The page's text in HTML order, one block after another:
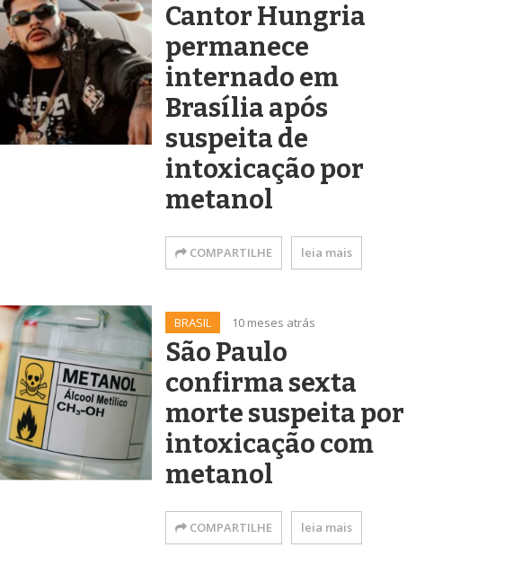
Cantor Hungria
permanece
internado em
Brasília após
suspeita de
intoxicação por
metanol
COMPARTILHE leia mais
BRASIL 10 meses atrás
São Paulo
confirma sexta
morte suspeita por
intoxicação com
metanol
COMPARTILHE leia mais